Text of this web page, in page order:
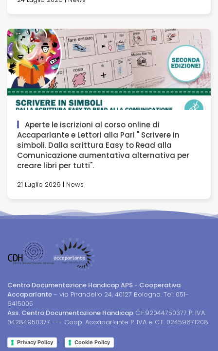
Aperte le iscrizioni al corso online di
Accaparlante e Lettori alla Pari " Scrivere in
simboli. Dalla scrittura Easy to Read alla
Comunicazione aumentativa alternativa per
creare libri per tutti".
21 Luglio 2026 | News
Centro Documentazione Handicap APS - Cooperativa
Accaparlante - via Pirandello 24, 40127 Bologna. Tel: 051-
6415005
Ass. Centro Documentazione Handicap C.F.92044750377 P. IVA
04284950377 --- Coop. Accaparlante P. IVA e C.F. 02459671208
Privacy Policy - Cookie Policy